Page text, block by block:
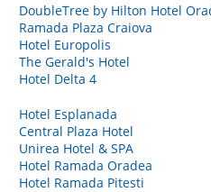
DoubleTree by Hilton Hotel
Ramada Plaza Craiova
Hotel Europolis
The Gerald's Hotel
Hotel Delta 4
Hotel Esplanada
Central Plaza Hotel
Unirea Hotel & SPA
Hotel Ramada Oradea
Hotel Ramada Pitesti